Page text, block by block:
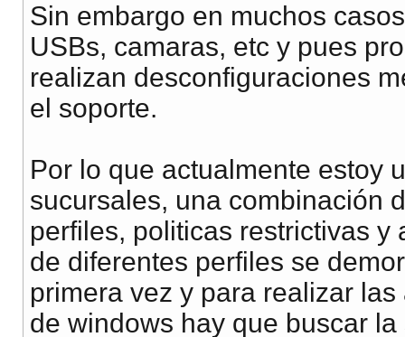
Sin embargo en muchos
USBs, camaras, etc y pues
realizan desconfiguraciones
el soporte.
Por lo que actualmente estoy
sucursales, una combinación
perfiles, politicas restrictivas
de diferentes perfiles se
primera vez y para realizar
de windows hay que buscar